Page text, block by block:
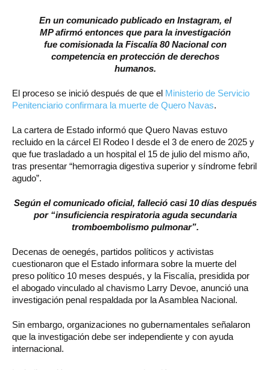
En un comunicado publicado en Instagram, el
MP afirmó entonces que para la investigación
fue comisionada la Fiscalía 80 Nacional con
competencia en protección de derechos
humanos.
El proceso se inició después de que el Ministerio de Servicio
Penitenciario confirmara la muerte de Quero Navas.
La cartera de Estado informó que Quero Navas estuvo
recluido en la cárcel El Rodeo I desde el 3 de enero de 2025 y
que fue trasladado a un hospital el 15 de julio del mismo año,
tras presentar “hemorragia digestiva superior y síndrome febril
agudo”.
Según el comunicado oficial, falleció casi 10 días después
por “insuficiencia respiratoria aguda secundaria
tromboembolismo pulmonar”.
Decenas de oenegés, partidos políticos y activistas
cuestionaron que el Estado informara sobre la muerte del
preso político 10 meses después, y la Fiscalía, presidida por
el abogado vinculado al chavismo Larry Devoe, anunció una
investigación penal respaldada por la Asamblea Nacional.
Sin embargo, organizaciones no gubernamentales señalaron
que la investigación debe ser independiente y con ayuda
internacional.